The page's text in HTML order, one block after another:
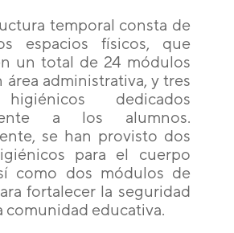
temporal consta de
espacios físicos, que
un total de 24 módulos
área administrativa, y tres
dedicados
a los alumnos.
se han provisto dos
para el cuerpo
como dos módulos de
fortalecer la seguridad
comunidad educativa.